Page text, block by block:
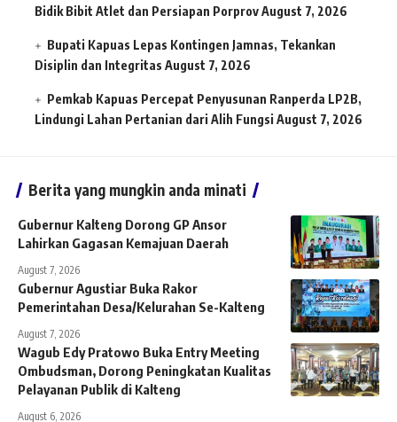
Bidik Bibit Atlet dan Persiapan PorprovAugust 7, 2026
Bupati Kapuas Lepas Kontingen Jamnas, Tekankan
Disiplin dan Integritas August 7, 2026
Pemkab Kapuas Percepat Penyusunan Ranperda LP2B,
Lindungi Lahan Pertanian dari Alih Fungsi August 7, 2026
Berita yang mungkin anda minati
Gubernur Kalteng Dorong GP Ansor
Lahirkan Gagasan Kemajuan Daerah
August 7, 2026
Gubernur Agustiar Buka Rakor
Pemerintahan Desa/Kelurahan Se-Kalteng
August 7, 2026
Wagub Edy Pratowo Buka Entry Meeting
Ombudsman, Dorong Peningkatan Kualitas
Pelayanan Publik di Kalteng
August 6, 2026